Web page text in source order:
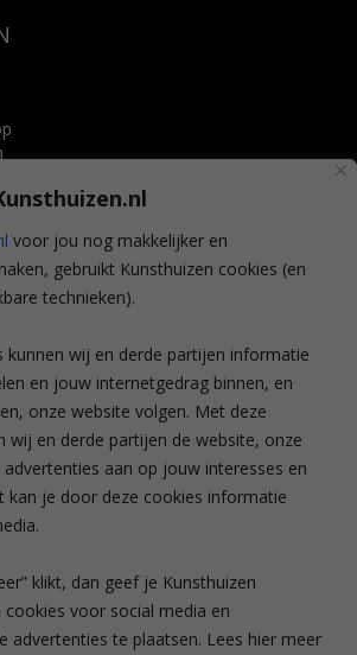
voor jou nog makkelijker en
gebruikt Kunsthuizen cookies (en
technieken).
kunnen wij en derde partijen informatie
en jouw internetgedrag binnen, en
onze website volgen. Met deze
wij en derde partijen de website, onze
aan op jouw interesses en
kan je door deze cookies informatie
klikt, dan geef je Kunsthuizen
voor social media en
advertenties te plaatsen. Lees hier meer